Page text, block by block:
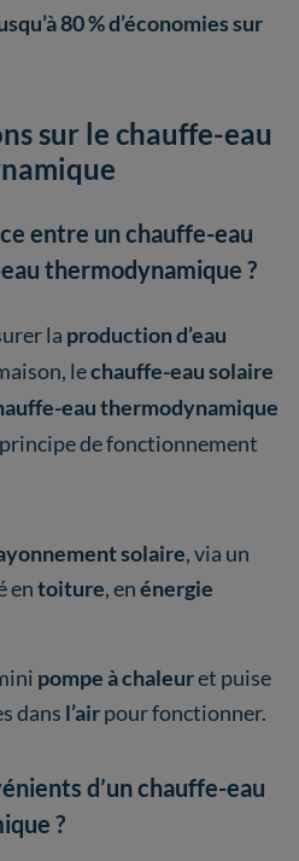
80 % d’économies sur
sur le chauffe-eau
entre un chauffe-eau
thermodynamique ?
la production d’eau
lechauffe-eau solaire
eau thermodynamique
de fonctionnement
solaire, via un
entoiture, enénergie
pompe à chaleuret puise
dans l’airpour fonctionner.
d’un chauffe-eau
?